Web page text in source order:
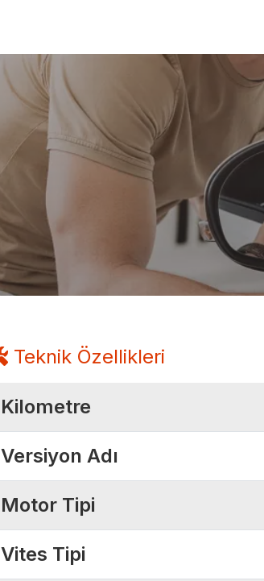
Teknik Özellikleri
Kilometre
Versiyon Adı
Motor Tipi
Vites Tipi